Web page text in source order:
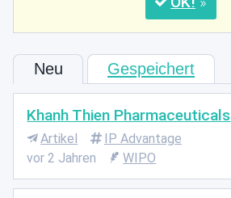
Neu Gespeichert
Khanh Thien Pharmaceuticals
Artikel
IP Advantage
vor 2 Jahren
WIPO